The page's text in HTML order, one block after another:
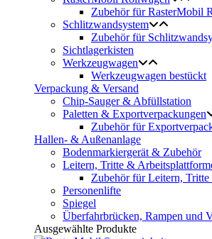
Zubehör für RasterMobil
Schlitzwandsystem
Zubehör für
Sichtlagerkisten
Werkzeugwagen
Werkzeugwagen bestückt
Verpackung & Versand
Chip-Sauger & Abfüllstation
Paletten & Exportverpackungen
Zubehör für
Hallen- & Außenanlage
Bodenmarkiergerät & Zubehör
Leitern, Tritte &
Zubehör für Leitern,
Personenlifte
Spiegel
Überfahrbrücken, Rampen und
Ausgewählte Produkte